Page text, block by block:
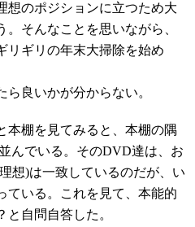
想のポジションに立つため大
そんなことを思いながら、
リギリの年末大掃除を始め
ら良いかが分からない。
本棚を見てみると、本棚の隅
んでいる。そのDVD達は、お
想)は一致しているのだが、い
ている。これを見て、本能的
自問自答した。